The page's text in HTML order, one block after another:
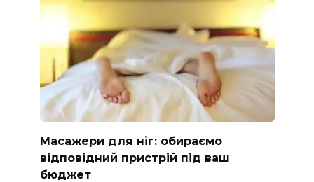
Масажери для ніг: обираємо
відповідний пристрій під ваш
бюджет